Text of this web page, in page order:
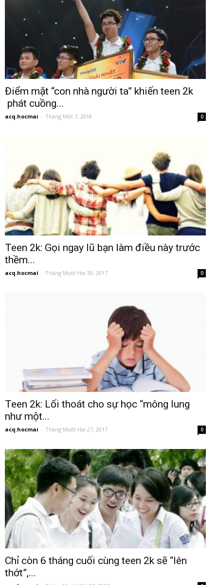
Điểm mặt “con nhà người ta” khiến teen 2k
phát cuồng...
acq.hocmai - Tháng Một 7, 2018 0
Teen 2k: Gọi ngay lũ bạn làm điều này trước
thềm...
acq.hocmai - Tháng Mười Hai 30, 2017 0
Teen 2k: Lối thoát cho sự học “mông lung
như một...
acq.hocmai - Tháng Mười Hai 27, 2017 0
Chỉ còn 6 tháng cuối cùng teen 2k sẽ “lên
thớt”,...